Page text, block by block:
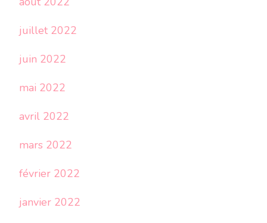
juillet 2022
juin 2022
mai 2022
avril 2022
mars 2022
février 2022
janvier 2022